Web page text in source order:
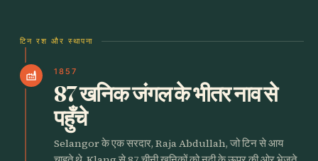
टिन रश और स्थापना
factory 1857
87 खनिक जंगल के भीतर नाव से
पहुँचे
Selangor के एक सरदार, Raja Abdullah, जो टिन से आय